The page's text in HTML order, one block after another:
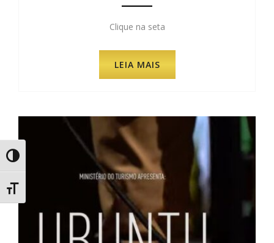
Alternar Alto Contraste
Alternar Tamanho da Fonte
Clique na seta
LEIA MAIS